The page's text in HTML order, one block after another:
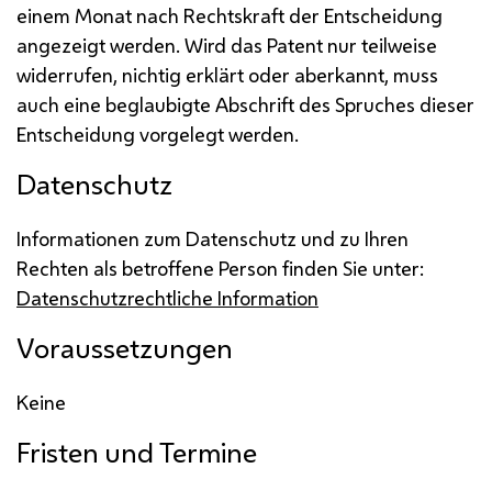
einem Monat nach Rechtskraft der Entscheidung
angezeigt werden. Wird das Patent nur teilweise
widerrufen, nichtig erklärt oder aberkannt, muss
auch eine beglaubigte Abschrift des Spruches dieser
Entscheidung vorgelegt werden.
Datenschutz
Informationen zum Datenschutz und zu Ihren
Rechten als betroffene Person finden Sie unter:
Datenschutzrechtliche Information
Voraussetzungen
Keine
Fristen und Termine